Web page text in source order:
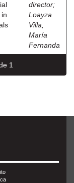
director;
Loayza
Villa,
María
Fernanda
1